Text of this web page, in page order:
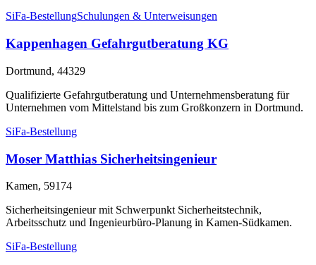
SiFa-BestellungSchulungen & Unterweisungen
Kappenhagen Gefahrgutberatung KG
Dortmund, 44329
Qualifizierte Gefahrgutberatung und Unternehmensberatung für
Unternehmen vom Mittelstand bis zum Großkonzern in Dortmund.
SiFa-Bestellung
Moser Matthias Sicherheitsingenieur
Kamen, 59174
Sicherheitsingenieur mit Schwerpunkt Sicherheitstechnik,
Arbeitsschutz und Ingenieurbüro-Planung in Kamen-Südkamen.
SiFa-Bestellung